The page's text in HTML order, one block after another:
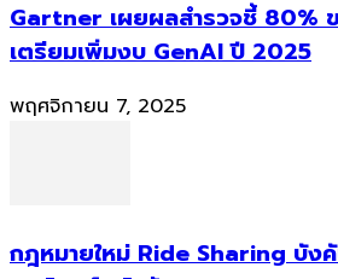
Gartner เผยผลสำรวจชี้ 80%
เตรียมเพิ่มงบ GenAI ปี 2025
พฤศจิกายน 7, 2025
กฎหมายใหม่ Ride Sharing บังคั